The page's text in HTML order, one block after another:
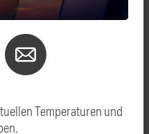
Temperaturen und